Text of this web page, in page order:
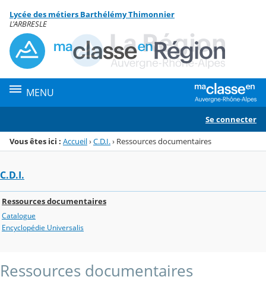
Menu de la rubrique
Contenu
Lycée des métiers Barthélémy Thimonnier
L'ARBRESLE
MENU
Se connecter
Vous êtes ici : Accueil›C.D.I.› Ressources documentaires
C.D.I.
Ressources documentaires
Catalogue
Encyclopédie Universalis
Ressources documentaires